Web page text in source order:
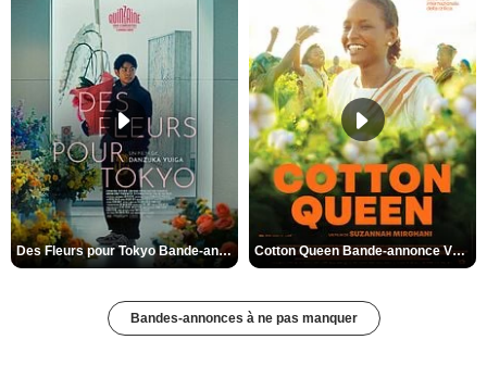
Des Fleurs pour Tokyo Bande-annonce VO STFR Cotton Queen Bande-annonce VO STFR
Bandes-annonces à ne pas manquer